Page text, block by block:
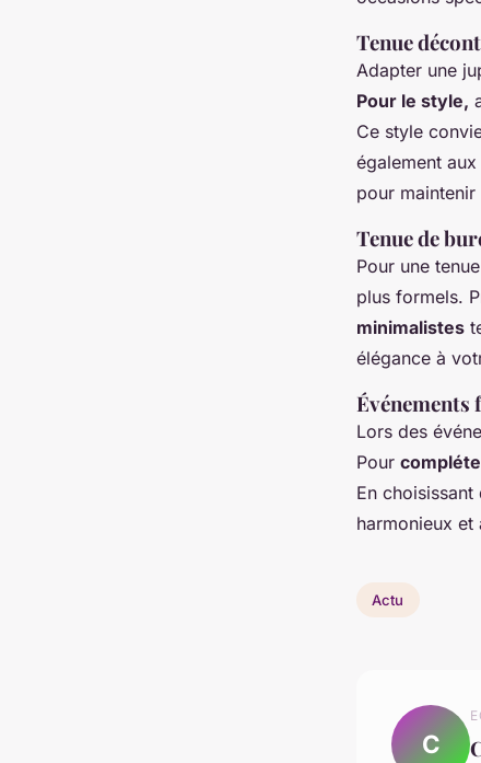
Tenue
Adapter une
Pour le style,
Ce style
également
pour
Tenue de
Pour une
plus formels.
minimalistes
élégance à
Événements
Lors des
Pour
En
harmonieux
Actu
C